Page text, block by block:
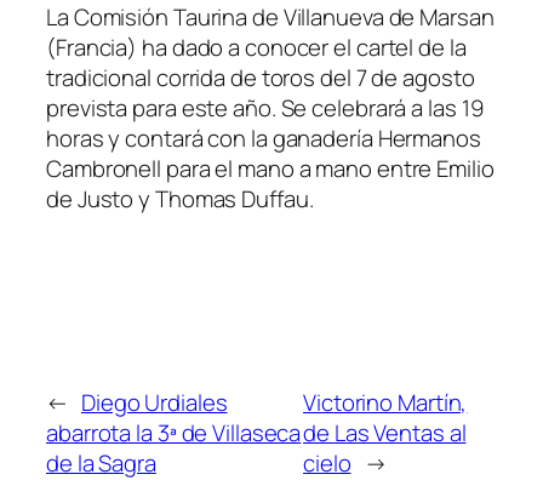
La Comisión Taurina de Villanueva de Marsan
(Francia) ha dado a conocer el cartel de la
tradicional corrida de toros del 7 de agosto
prevista para este año. Se celebrará a las 19
horas y contará con la ganadería Hermanos
Cambronell para el mano a mano entre Emilio
de Justo y Thomas Duffau.
← Diego Urdiales
abarrota la 3ª de Villaseca
de la Sagra
Victorino Martín,
de Las Ventas al
cielo →